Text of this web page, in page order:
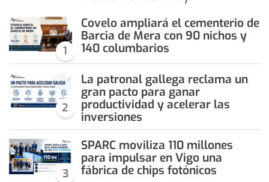
1
Covelo ampliará el cementerio de
Barcia de Mera con 90 nichos y
140 columbarios
2
La patronal gallega reclama un
gran pacto para ganar
productividad y acelerar las
inversiones
3
SPARC moviliza 110 millones
para impulsar en Vigo una
fábrica de chips fotónicos